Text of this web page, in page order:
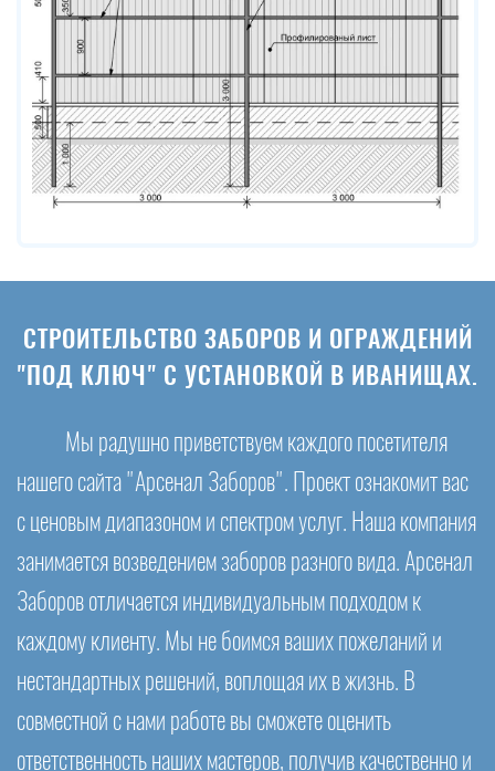
СТРОИТЕЛЬСТВО ЗАБОРОВ И ОГРАЖДЕНИЙ
"ПОД КЛЮЧ" С УСТАНОВКОЙ В ИВАНИЩАХ.
Мы радушно приветствуем каждого посетителя
нашего сайта "Арсенал Заборов". Проект ознакомит вас
с ценовым диапазоном и спектром услуг. Наша компания
занимается возведением заборов разного вида. Арсенал
Заборов отличается индивидуальным подходом к
каждому клиенту. Мы не боимся ваших пожеланий и
нестандартных решений, воплощая их в жизнь. В
совместной с нами работе вы сможете оценить
ответственность наших мастеров, получив качественно и